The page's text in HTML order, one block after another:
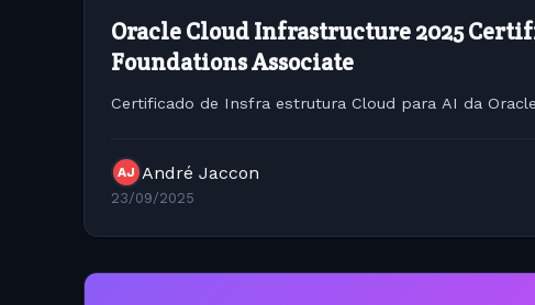
Oracle Cloud Infrastructure 2025
Foundations Associate
Certificado de Insfra estrutura Cloud para AI da Oracle
AJ André Jaccon
23/09/2025